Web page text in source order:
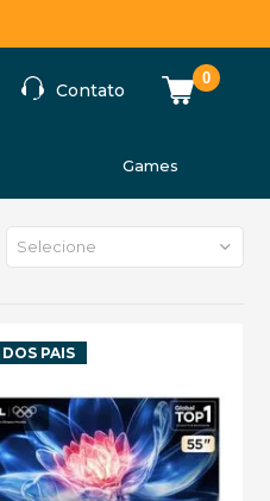
Contato
0
Games
Selecione
PAIS